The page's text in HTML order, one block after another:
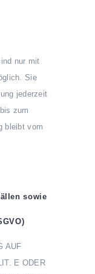
nur mit
Sie
jederzeit
zum
bleibt vom
sowie
AUF
E ODER